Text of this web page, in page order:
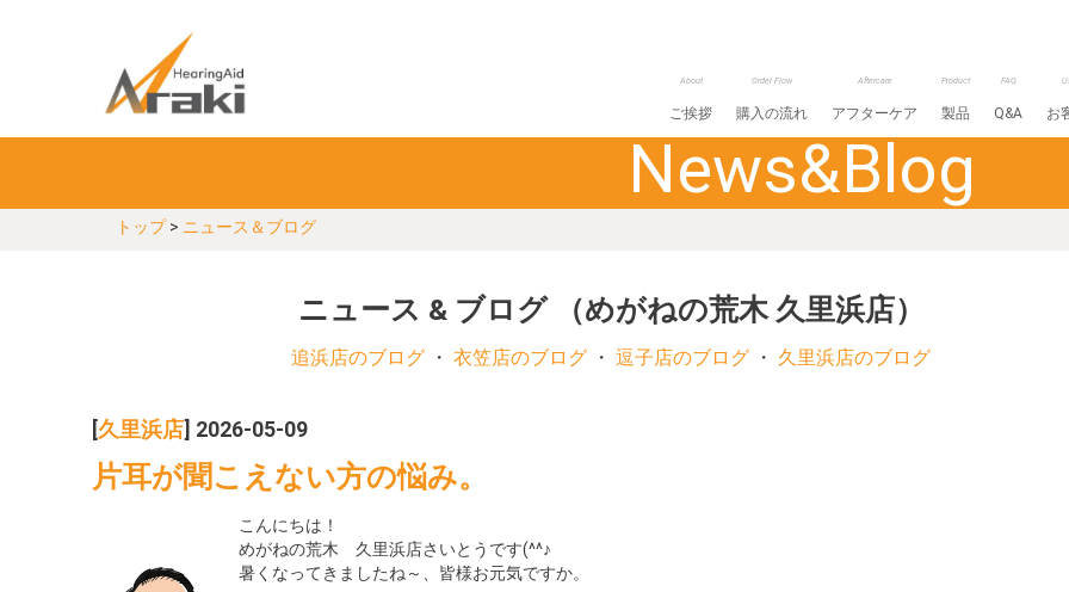
About
ご挨拶
Order Flow
購入の流れ
Aftercare
アフターケア
Product
製品
FAQ
Q&A お
News&Blog
トップ> ニュース＆ブログ
ニュース & ブログ （めがねの荒木 久里浜店）
追浜店のブログ ・ 衣笠店のブログ ・ 逗子店のブログ ・ 久里浜店のブログ
久里浜店 ] 2026-05-09
片耳が聞こえない方の悩み。
こんにちは！
めがねの荒木 久里浜店さいとうです(^^♪
暑くなってきましたね～、皆様お元気ですか。